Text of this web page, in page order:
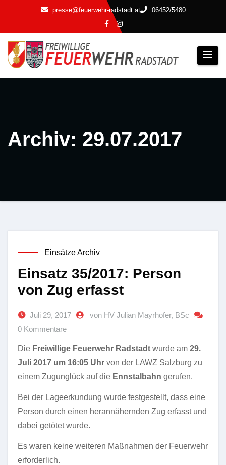
springen
presse@feuerwehr-radstadt.at 06452/5480
Archiv: 29.07.2017
Einsätze Archiv
Einsatz 35/2017: Person
von Zug erfasst
Juli 29, 2017
von HV Julian Mayrhofer, BSc
0 Kommentare
Die Freiwillige Feuerwehr Radstadt wurde am 29.
Juli 2017 um 16:05 Uhr von der LAWZ Salzburg zu
einem Zugunglück auf die Ennstalbahn gerufen.
Bei der Lageerkundung wurde festgestellt, dass eine
Person durch einen herannähernden Zug erfasst und
dabei getötet wurde.
Es waren keine weiteren Maßnahmen der Feuerwehr
erforderlich.